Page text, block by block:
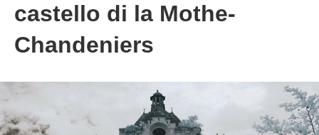
castello di la Mothe-
Chandeniers